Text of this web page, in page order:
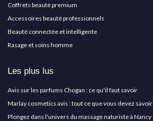
Coffrets beauté premium
Accessoires beauté professionnels
Beauté connectée et intelligente
Rasage et soins homme
Les plus lus
Avis sur les parfums Chogan : ce qu'il faut savoir
Marlay cosmetics avis : tout ce que vous devez savoir
Plongez dans l'univers du massage naturiste à Nancy